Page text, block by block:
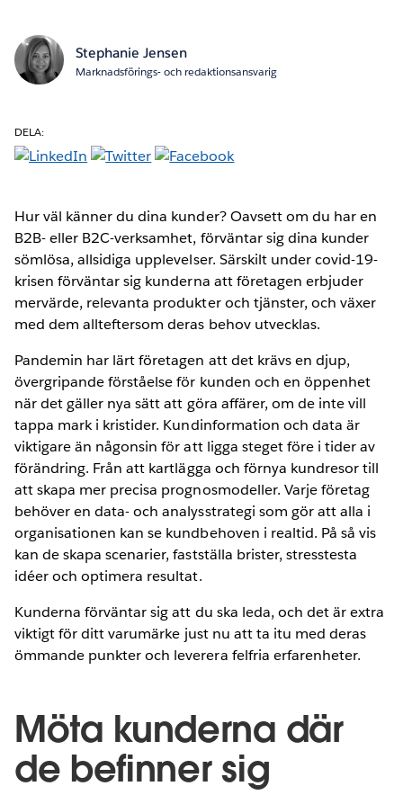
Stephanie Jensen
Marknadsförings- och redaktionsansvarig
DELA:
Hur väl känner du dina kunder? Oavsett om du har en
B2B- eller B2C-verksamhet, förväntar sig dina kunder
sömlösa, allsidiga upplevelser. Särskilt under covid-19-
krisen förväntar sig kunderna att företagen erbjuder
mervärde, relevanta produkter och tjänster, och växer
med dem allteftersom deras behov utvecklas.
Pandemin har lärt företagen att det krävs en djup,
övergripande förståelse för kunden och en öppenhet
när det gäller nya sätt att göra affärer, om de inte vill
tappa mark i kristider. Kundinformation och data är
viktigare än någonsin för att ligga steget före i tider av
förändring. Från att kartlägga och förnya kundresor till
att skapa mer precisa prognosmodeller. Varje företag
behöver en data- och analysstrategi som gör att alla i
organisationen kan se kundbehoven i realtid. På så vis
kan de skapa scenarier, fastställa brister, stresstesta
idéer och optimera resultat.
Kunderna förväntar sig att du ska leda, och det är extra
viktigt för ditt varumärke just nu att ta itu med deras
ömmande punkter och leverera felfria erfarenheter.
Möta kunderna där
de befinner sig